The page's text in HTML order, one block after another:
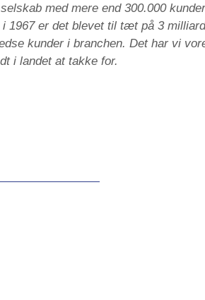
med mere end 300.000
1967 er det blevet til tæt på 3
kunder i branchen. Det har vi
i landet at takke for.